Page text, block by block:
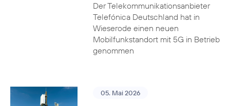
Der Telekommunikationsanbieter
Telefónica Deutschland hat in
Wieserode einen neuen
Mobilfunkstandort mit 5G in Betrieb
genommen
05. Mai 2026